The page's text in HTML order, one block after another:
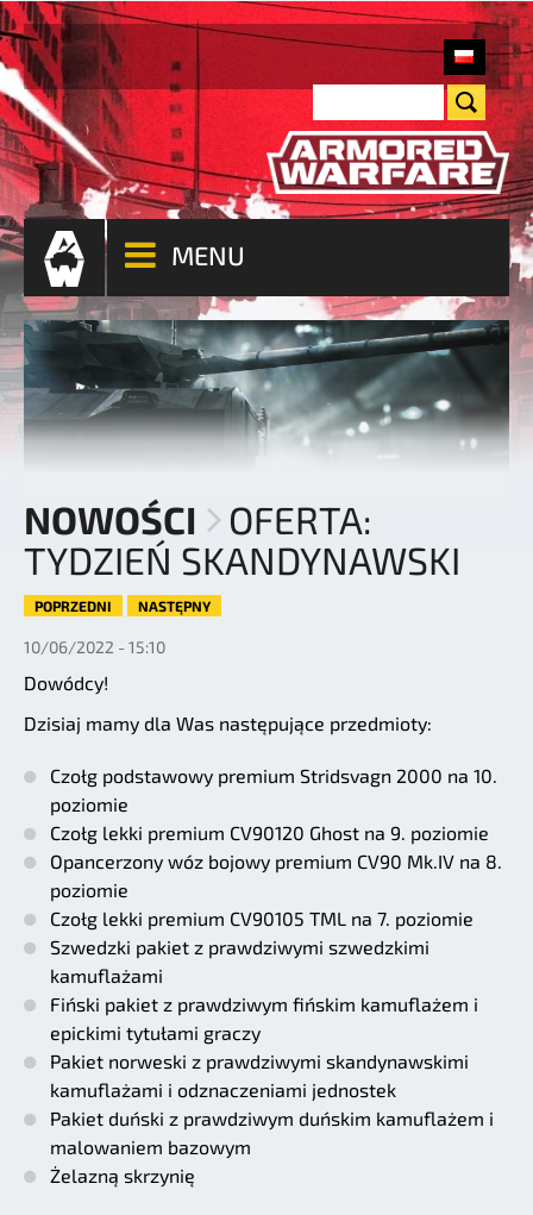
MENU
NOWOŚCI
OFERTA:
TYDZIEŃ SKANDYNAWSKI
POPRZEDNI NASTĘPNY
10/06/2022 - 15:10
Dowódcy!
Dzisiaj mamy dla Was następujące przedmioty:
Czołg podstawowy premium Stridsvagn 2000 na 10.
poziomie
Czołg lekki premium CV90120 Ghost na 9. poziomie
Opancerzony wóz bojowy premium CV90 Mk.IV na 8.
poziomie
Czołg lekki premium CV90105 TML na 7. poziomie
Szwedzki pakiet z prawdziwymi szwedzkimi
kamuflażami
Fiński pakiet z prawdziwym fińskim kamuflażem i
epickimi tytułami graczy
Pakiet norweski z prawdziwymi skandynawskimi
kamuflażami i odznaczeniami jednostek
Pakiet duński z prawdziwym duńskim kamuflażem i
malowaniem bazowym
Żelazną skrzynię